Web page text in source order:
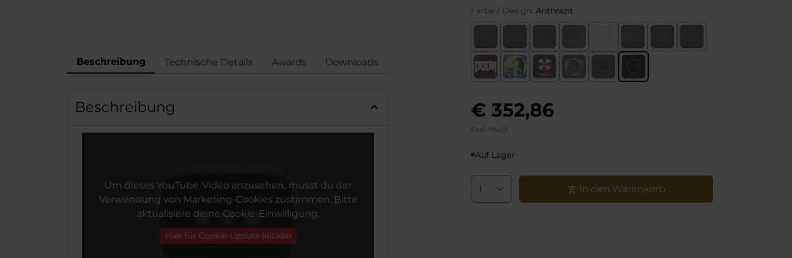
Farbe / Design: Anthrazit
€ 352,86
Auf Lager
Exkl. MwSt.
In den Warenkorb
Beschreibung Technische Details Awards Downloads Konformität
Beschreibung
Um dieses YouTube-Video anzusehen, musst du der
Verwendung von Marketing-Cookies zustimmen. Bitte
aktualisiere deine Cookie-Einwilligung.
Hier für Cookie-Update klicken